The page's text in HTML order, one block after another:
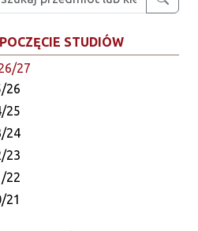
STUDIÓW
27
26
25
24
23
22
21